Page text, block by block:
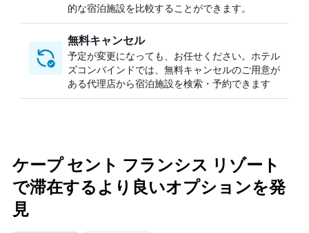
的な宿泊施設を比較することができます。
無料キャンセル
予定が変更になっても、お任せください。ホテル
ズコンバインドでは、無料キャンセルのご用意が
ある代理店から宿泊施設を検索・予約できます
ケープ セント フランシス リゾート
で滞在するより良いオプションを発
見